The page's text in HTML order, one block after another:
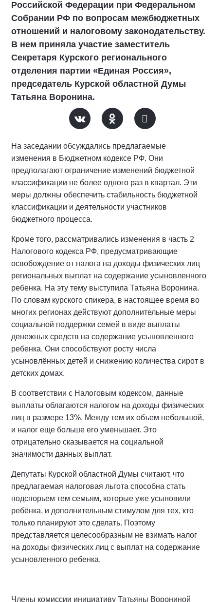
Российской Федерации при Федеральном
Собрании РФ по вопросам межбюджетных
отношений и налоговому законодательству.
В нем приняла участие заместитель
Секретаря Курского регионального
отделения партии «Единая Россия»,
председатель Курской областной Думы
Татьяна Воронина.
На заседании обсуждались предлагаемые
изменения в Бюджетном кодексе РФ. Они
предполагают ограничение изменений бюджетной
классификации не более одного раз в квартал. Эти
меры должны обеспечить стабильность бюджетной
классификации и деятельности участников
бюджетного процесса.
Кроме того, рассматривались изменения в часть 2
Налогового кодекса РФ, предусматривающие
освобождение от налога на доходы физических лиц
региональных выплат на содержание усыновленного
ребенка. На эту тему выступила Татьяна Воронина.
По словам курского спикера, в настоящее время во
многих регионах действуют дополнительные меры
социальной поддержки семей в виде выплаты
денежных средств на содержание усыновленного
ребенка. Они способствуют росту числа
усыновлённых детей и снижению количества сирот в
детских домах.
В соответствии с Налоговым кодексом, данные
выплаты облагаются налогом на доходы физических
лиц в размере 13%. Между тем их объем небольшой,
и налог еще больше его уменьшает. Это
отрицательно сказывается на социальной
значимости данных выплат.
Депутаты Курской областной Думы считают, что
предлагаемая налоговая льгота способна стать
подспорьем тем семьям, которые уже усыновили
ребёнка, и дополнительным стимулом для тех, кто
только планируют это сделать. Поэтому
представляется целесообразным не взимать налог
на доходы физических лиц с выплат на содержание
усыновленного ребенка.
Члены комиссии инициативу Татьяны Ворониной